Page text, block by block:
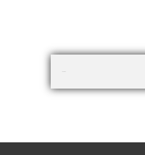
Search